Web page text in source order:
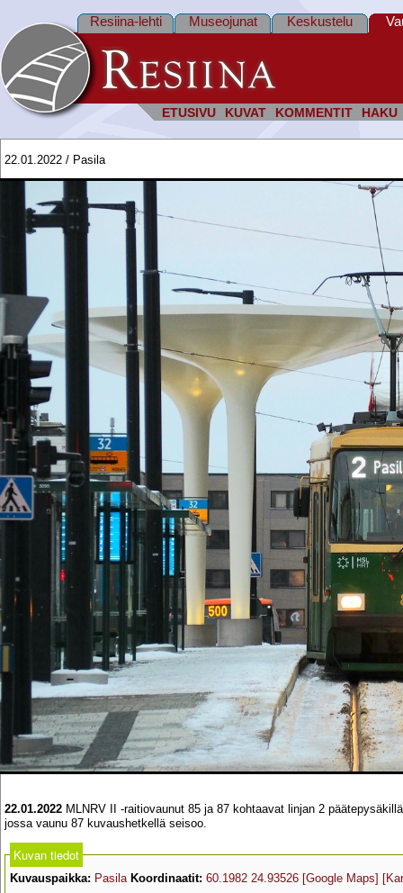
ETUSIVU KUVAT KOMMENTIT HAKU
Resiina-lehti Museojunat Keskustelu
22.01.2022 / Pasila
22.01.2022 MLNRV II -raitiovaunut 85 ja 87 kohtaavat linjan 2
jossa vaunu 87 kuvaushetkellä seisoo.
Kuvan tiedot
Kuvauspaikka: Pasila Koordinaatit: 60.1982 24.93526 [Google Maps]